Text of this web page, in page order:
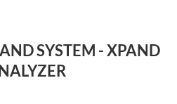
SYSTEM - XPAND